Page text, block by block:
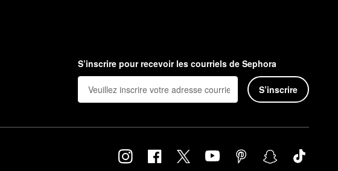
S’inscrire pour recevoir les courriels de Sephora
S’inscrire